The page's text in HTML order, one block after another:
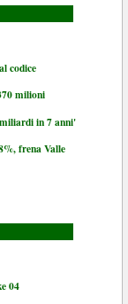
codice
milioni
in 7 anni'
frena Valle
04